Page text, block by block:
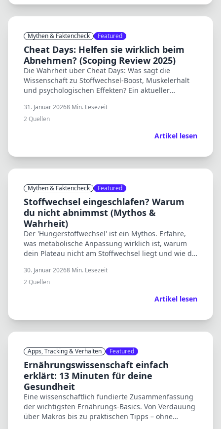
Mythen & Faktencheck Featured
Cheat Days: Helfen sie wirklich beim
Abnehmen? (Scoping Review 2025)
Die Wahrheit über Cheat Days: Was sagt die
Wissenschaft zu Stoffwechsel-Boost, Muskelerhalt
und psychologischen Effekten? Ein aktueller
31. Januar 20268 Min. Lesezeit
2Quellen
Artikel lesen
Mythen & Faktencheck Featured
Stoffwechsel eingeschlafen? Warum
du nicht abnimmst (Mythos &
Wahrheit)
Der 'Hungerstoffwechsel' ist ein Mythos. Erfahre,
was metabolische Anpassung wirklich ist, warum
dein Plateau nicht am Stoffwechsel liegt und wie du
30. Januar 20268 Min. Lesezeit
2Quellen
Artikel lesen
Apps, Tracking & Verhalten Featured
Ernährungswissenschaft einfach
erklärt: 13 Minuten für deine
Gesundheit
Eine wissenschaftlich fundierte Zusammenfassung
der wichtigsten Ernährungs-Basics. Von Verdauung
über Makros bis zu praktischen Tipps – ohne